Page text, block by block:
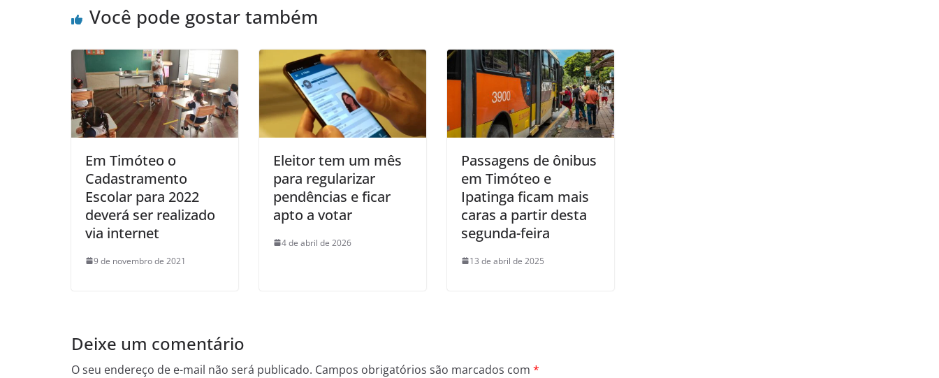
Você pode gostar também
Em Timóteo o
Cadastramento
Escolar para 2022
deverá ser realizado
via internet
9 de novembro de 2021
Eleitor tem um mês
para regularizar
pendências e ficar
apto a votar
4 de abril de 2026
Passagens de ônibus
em Timóteo e
Ipatinga ficam mais
caras a partir desta
segunda-feira
13 de abril de 2025
Deixe um comentário
O seu endereço de e-mail não será publicado. Campos obrigatórios são marcados com *